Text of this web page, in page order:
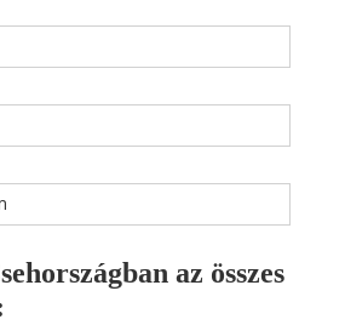
az összes